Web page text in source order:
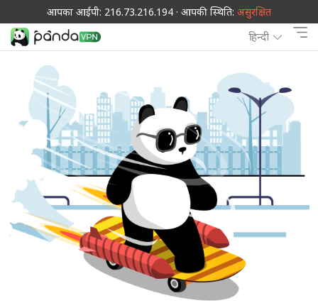
आपका आईपी: 216.73.216.194 · आपकी स्थिति: असुरक्षित
हिन्दी